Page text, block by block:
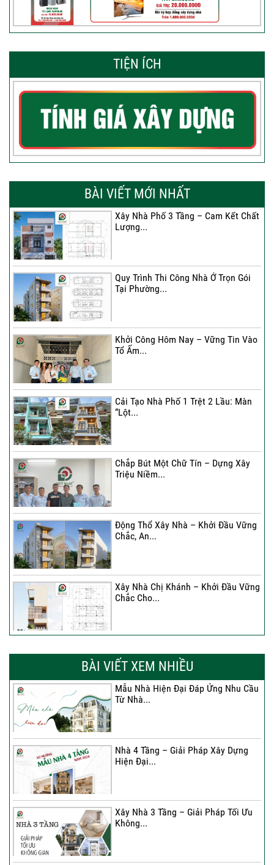
TIỆN ÍCH
BÀI VIẾT MỚI NHẤT
Xây Nhà Phố 3 Tầng – Cam Kết Chất
Lượng...
Quy Trình Thi Công Nhà Ở Trọn Gói
Tại Phường...
Khởi Công Hôm Nay – Vững Tin Vào
Tổ Ấm...
Cải Tạo Nhà Phố 1 Trệt 2 Lầu: Màn
“Lột...
Chắp Bút Một Chữ Tín – Dựng Xây
Triệu Niềm...
Động Thổ Xây Nhà – Khởi Đầu Vững
Chắc, An...
Xây Nhà Chị Khánh – Khởi Đầu Vững
Chắc Cho...
Hiện Đại...
BÀI VIẾT XEM NHIỀU
Mẫu Nhà Hiện Đại Đáp Ứng Nhu Cầu
Từ Nhà...
Nhà 4 Tầng – Giải Pháp Xây Dựng
Hiện Đại...
Xây Nhà 3 Tầng – Giải Pháp Tối Ưu
Không...